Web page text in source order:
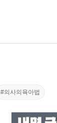
#의사의육아법